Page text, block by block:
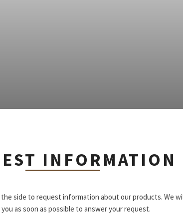
INFORMATION
side to request information about our products. We
as soon as possible to answer your request.